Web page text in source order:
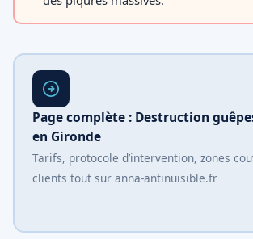
Page complète : Destruction
en Gironde
Tarifs, protocole d’intervention, zones
clients tout sur anna-antinuisible.fr